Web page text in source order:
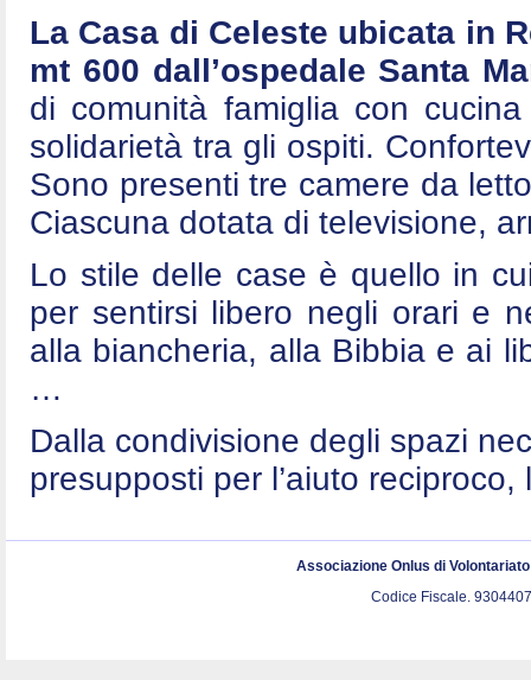
La Casa di Celeste ubicata in
mt 600 dall’ospedale Santa
di comunità famiglia con
solidarietà tra gli ospiti.
Sono presenti tre camere da
Ciascuna dotata di televisione,
Lo stile delle case è quello in
per sentirsi libero negli orari e
alla biancheria, alla Bibbia e ai
…
Dalla condivisione degli spazi
presupposti per l’aiuto
Associazione Onlus di
Codice Fiscale.